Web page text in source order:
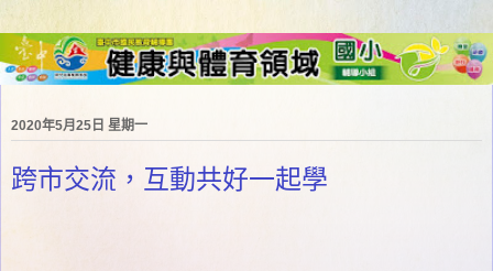
2020年5月25日 星期一
跨市交流，互動共好一起學